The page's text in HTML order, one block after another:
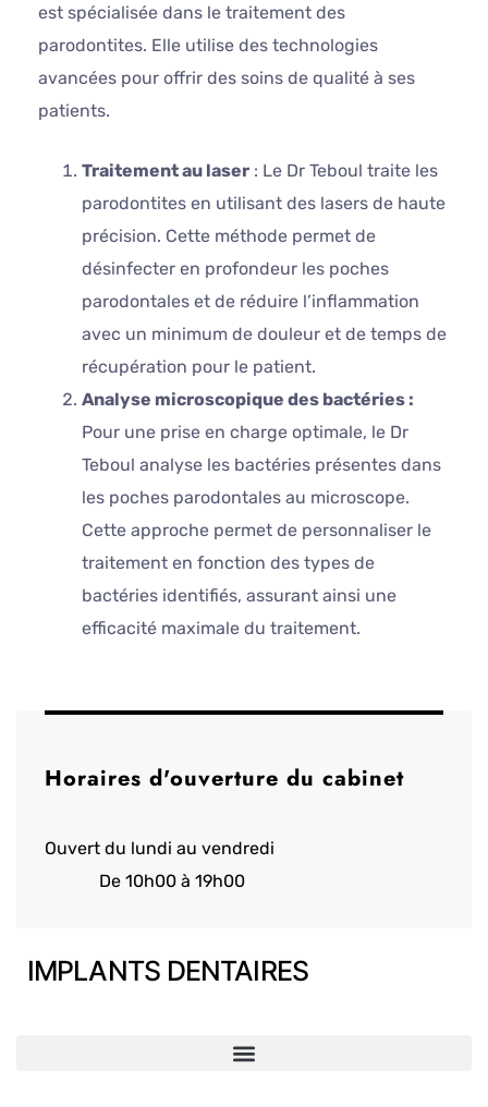
est spécialisée dans le traitement des
parodontites. Elle utilise des technologies
avancées pour offrir des soins de qualité à ses
patients.
Traitement au laser : Le Dr Teboul traite les
parodontites en utilisant des lasers de haute
précision. Cette méthode permet de
désinfecter en profondeur les poches
parodontales et de réduire l’inflammation
avec un minimum de douleur et de temps de
récupération pour le patient.
Analyse microscopique des bactéries :
Pour une prise en charge optimale, le Dr
Teboul analyse les bactéries présentes dans
les poches parodontales au microscope.
Cette approche permet de personnaliser le
traitement en fonction des types de
bactéries identifiés, assurant ainsi une
efficacité maximale du traitement.
Horaires d'ouverture du cabinet
Ouvert du lundi au vendredi
De 10h00 à 19h00
IMPLANTS DENTAIRES